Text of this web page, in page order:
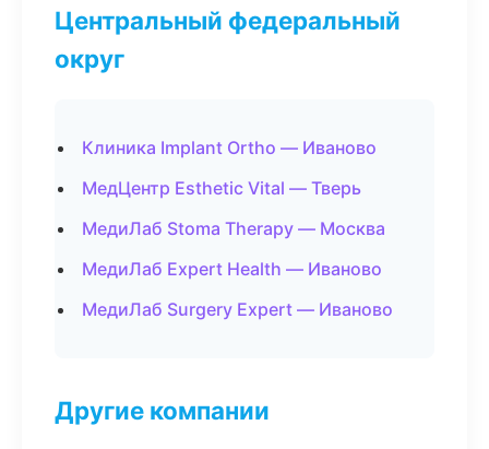
Центральный федеральный
округ
Клиника Implant Ortho — Иваново
МедЦентр Esthetic Vital — Тверь
МедиЛаб Stoma Therapy — Москва
МедиЛаб Expert Health — Иваново
МедиЛаб Surgery Expert — Иваново
Другие компании